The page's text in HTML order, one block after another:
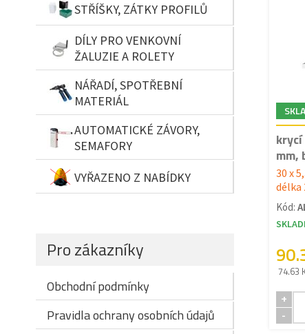
STŘÍŠKY, ZÁTKY PROFILŮ
DÍLY PRO VENKOVNÍ
ŽALUZIE A ROLETY
NÁŘADÍ, SPOTŘEBNÍ
MATERIÁL
AUTOMATICKÉ ZÁVORY,
SEMAFORY
VYŘAZENO Z NABÍDKY
Pro zákazníky
Obchodní podmínky
Pravidla ochrany osobních údajů
mm,
30 x
délka
Kód:
74.63
+
-